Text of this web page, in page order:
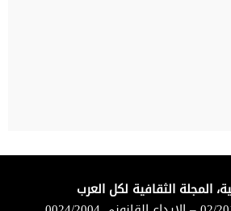
المجلة الثقافية لكل العرب